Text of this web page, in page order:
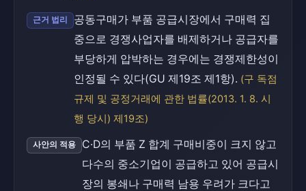
근거 법리
공동구매가 부품 공급시장에서 구매력 집
중으로 경쟁사업자를 배제하거나 공급자를
부당하게 압박하는 경우에는 경쟁제한성이
인정될 수 있다(GU 제19조 제1항). (구 독점
규제 및 공정거래에 관한 법률(2013. 1. 8. 시
행 당시) 제19조)
사안의 적용
C·D의 부품 Z 합계 구매비중이 크지 않고
다수의 중소기업이 공급하고 있어 공급시
장의 봉쇄나 구매력 남용 우려가 크다고